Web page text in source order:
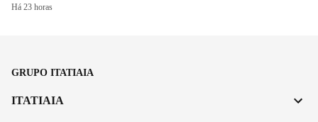
Há 23 horas
GRUPO ITATIAIA
ITATIAIA